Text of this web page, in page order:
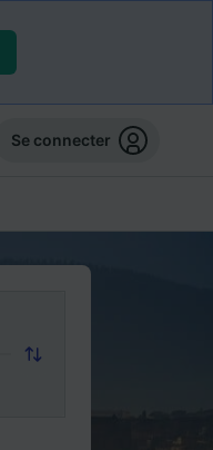
Se connecter